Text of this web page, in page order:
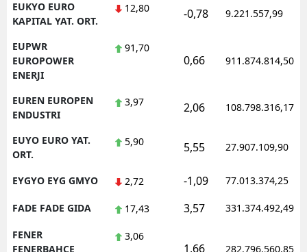
EUKYO EURO
KAPITAL YAT. ORT.
12,80 -0,78 9.221.557,99
EUPWR
EUROPOWER
ENERJI
91,70
0,66 911.874.814,50
EUREN EUROPEN
ENDUSTRI
3,97 2,06 108.798.316,17
EUYO EURO YAT.
ORT.
5,90 5,55 27.907.109,90
EYGYO EYG GMYO 2,72 -1,09 77.013.374,25
FADE FADE GIDA 17,43 3,57 331.374.492,49
FENER
FENERBAHCE
3,06
1,66 282.796.560,85